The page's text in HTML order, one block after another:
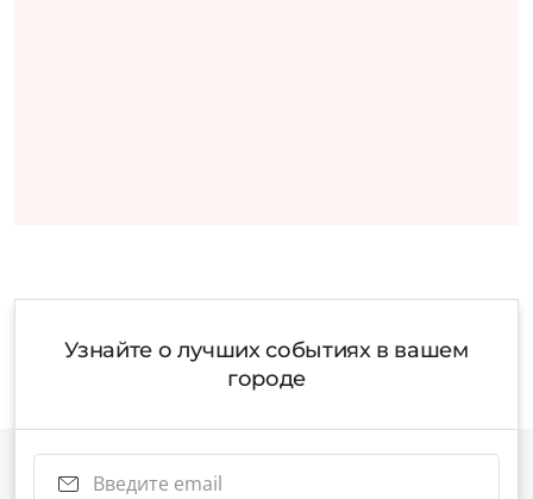
Узнайте о лучших событиях в вашем
городе